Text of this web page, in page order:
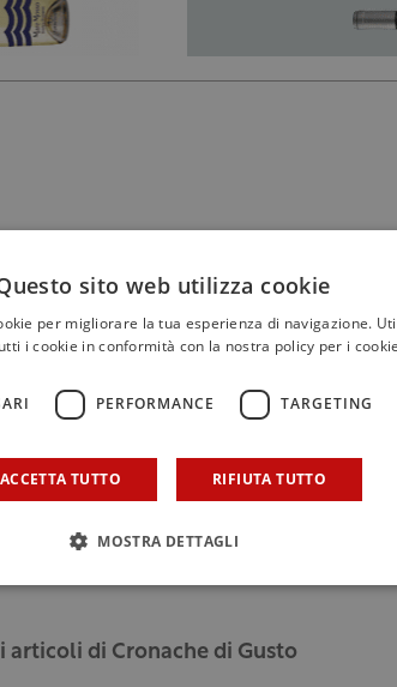
articoli di Cronache di Gusto
sito web utilizza cookie
per migliorare la tua esperienza di navigazione.
i cookie in conformità con la nostra policy per i
PERFORMANCE TARGETING
ACCETTA TUTTO RIFIUTA TUTTO
MOSTRA DETTAGLI